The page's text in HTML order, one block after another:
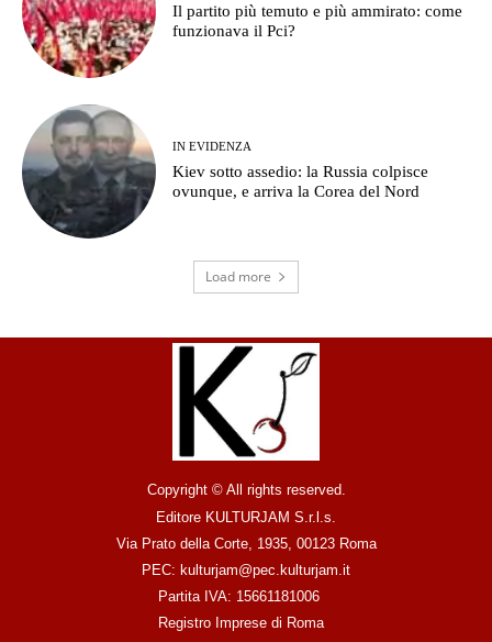
Il partito più temuto e più ammirato: come
funzionava il Pci?
IN EVIDENZA
Kiev sotto assedio: la Russia colpisce
ovunque, e arriva la Corea del Nord
Load more
Copyright © All rights reserved.
Editore KULTURJAM S.r.l.s.
Via Prato della Corte, 1935, 00123 Roma
PEC: kulturjam@pec.kulturjam.it
Partita IVA: 15661181006
Registro Imprese di Roma